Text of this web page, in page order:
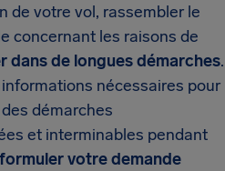
de votre vol, rassembler le
concernant les raisons de
dans de longues démarches.
nécessaires pour
démarches
et interminables pendant
votre demande